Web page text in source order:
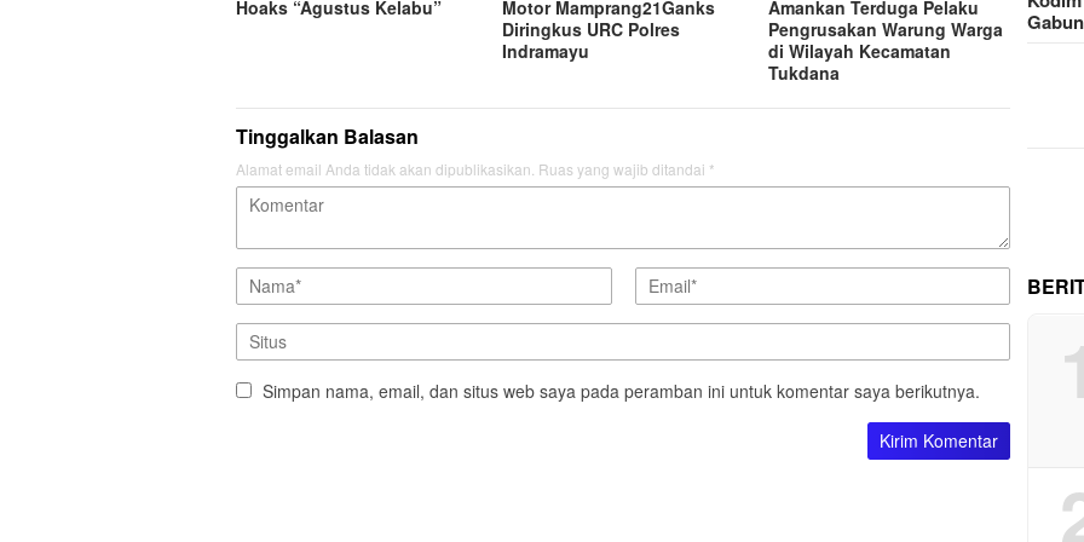
Hoaks “Agustus Kelabu”
Motor Mamprang21Ganks
Diringkus URC Polres
Indramayu
Amankan Terduga Pelaku
Pengrusakan Warung Warga
di Wilayah Kecamatan
Tukdana
Tinggalkan Balasan
Alamat email Anda tidak akan dipublikasikan. Ruas yang wajib ditandai *
Simpan nama, email, dan situs web saya pada peramban ini untuk komentar saya berikutnya.